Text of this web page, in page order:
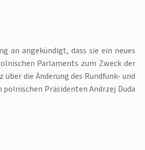
an angekündigt, dass sie ein neues
Parlaments zum Zweck der
die Änderung des Rundfunk- und
Präsidenten Andrzej Duda